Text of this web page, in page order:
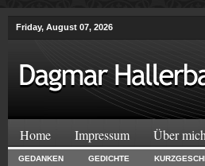
Friday, August 07, 2026
Home Impressum Über mich
GEDANKEN GEDICHTE